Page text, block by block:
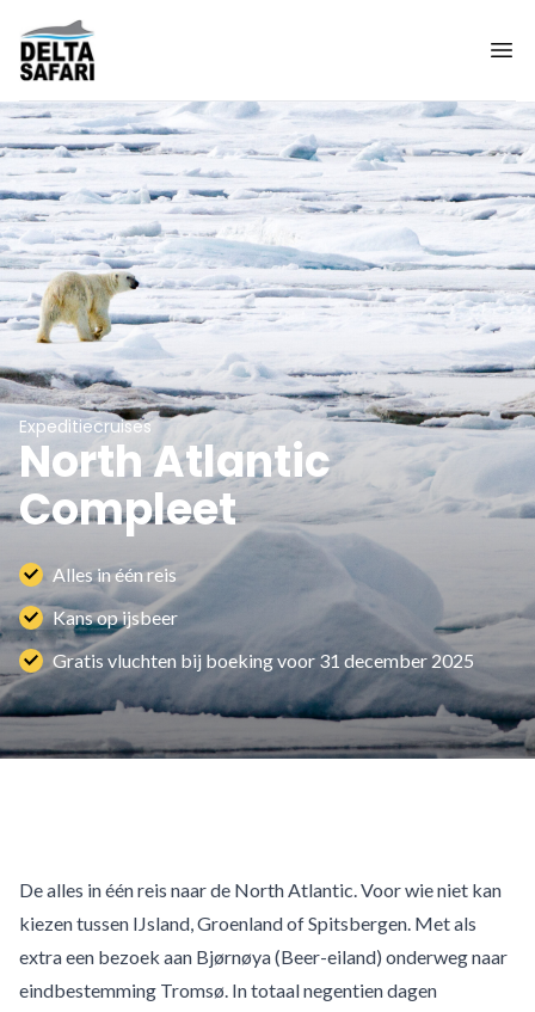
North Atlantic
Compleet
Expeditiecruises
Alles in één reis
Kans op ijsbeer
Gratis vluchten bij boeking voor 31 december 2025
De alles in één reis naar de North Atlantic. Voor wie niet kan
kiezen tussen IJsland, Groenland of Spitsbergen. Met als
extra een bezoek aan Bjørnøya (Beer-eiland) onderweg naar
eindbestemming Tromsø. In totaal negentien dagen